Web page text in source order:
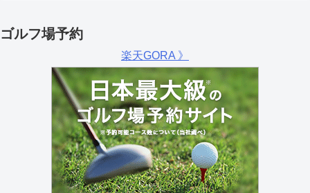
ゴルフ場予約
楽天GORA 》